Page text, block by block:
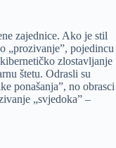
zajednice. Ako je stil
„prozivanje”, pojedincu
zlostavljanje
štetu. Odrasli su
ponašanja”, no obrasci
„svjedoka” –